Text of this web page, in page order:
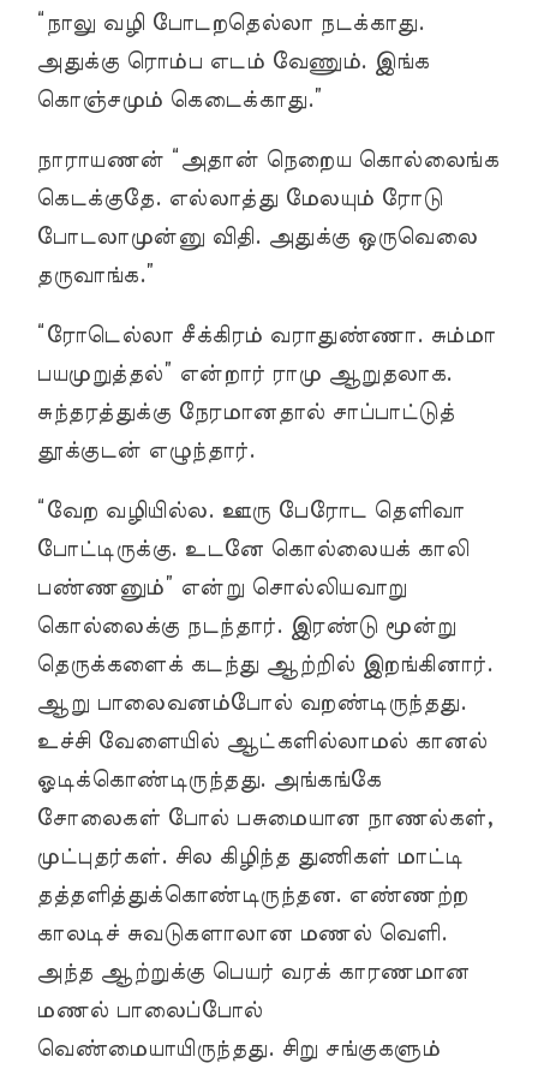
“நாலு வழி போடறதெல்லா நடக்காது.
அதுக்கு ரொம்ப எடம் வேணும். இங்க
கொஞ்சமும் கெடைக்காது.”
நாராயணன் “அதான் நெறைய கொல்லைங்க
கெடக்குதே. எல்லாத்து மேலயும் ரோடு
போடலாமுன்னு விதி. அதுக்கு ஒருவெலை
தருவாங்க.”
“ரோடெல்லா சீக்கிரம் வராதுண்ணா. சும்மா
பயமுறுத்தல்” என்றார் ராமு ஆறுதலாக.
சுந்தரத்துக்கு நேரமானதால் சாப்பாட்டுத்
தூக்குடன் எழுந்தார்.
“வேற வழியில்ல. ஊரு பேரோட தெளிவா
போட்டிருக்கு. உடனே கொல்லையக் காலி
பண்ணனும்” என்று சொல்லியவாறு
கொல்லைக்கு நடந்தார். இரண்டு மூன்று
தெருக்களைக் கடந்து ஆற்றில் இறங்கினார்.
ஆறு பாலைவனம்போல் வறண்டிருந்தது.
உச்சி வேளையில் ஆட்களில்லாமல் கானல்
ஓடிக்கொண்டிருந்தது. அங்கங்கே
சோலைகள் போல் பசுமையான நாணல்கள்,
முட்புதர்கள். சில கிழிந்த துணிகள் மாட்டி
தத்தளித்துக்கொண்டிருந்தன. எண்ணற்ற
காலடிச் சுவடுகளாலான மணல் வெளி.
அந்த ஆற்றுக்கு பெயர் வரக் காரணமான
மணல் பாலைப்போல்
வெண்மையாயிருந்தது. சிறு சங்குகளும்